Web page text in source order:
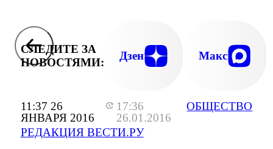
11:37 26
ЯНВАРЯ 2016
17:36
26.01.2016
РЕДАКЦИЯ ВЕСТИ.РУ
ОБЩЕСТВО
СЛЕДИТЕ ЗА
НОВОСТЯМИ:
Дзен Макс